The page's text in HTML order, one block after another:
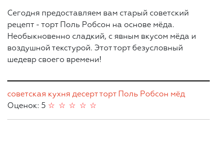
Сегодня предоставляем вам старый советский
рецепт - торт Поль Робсон на основе мёда.
Необыкновенно сладкий, с явным вкусом мёда и
воздушной текстурой. Этот торт безусловный
шедевр своего времени!
советская кухня десертторт Поль Робсон мёд
Оценок: 5
☆
☆
☆
☆
☆